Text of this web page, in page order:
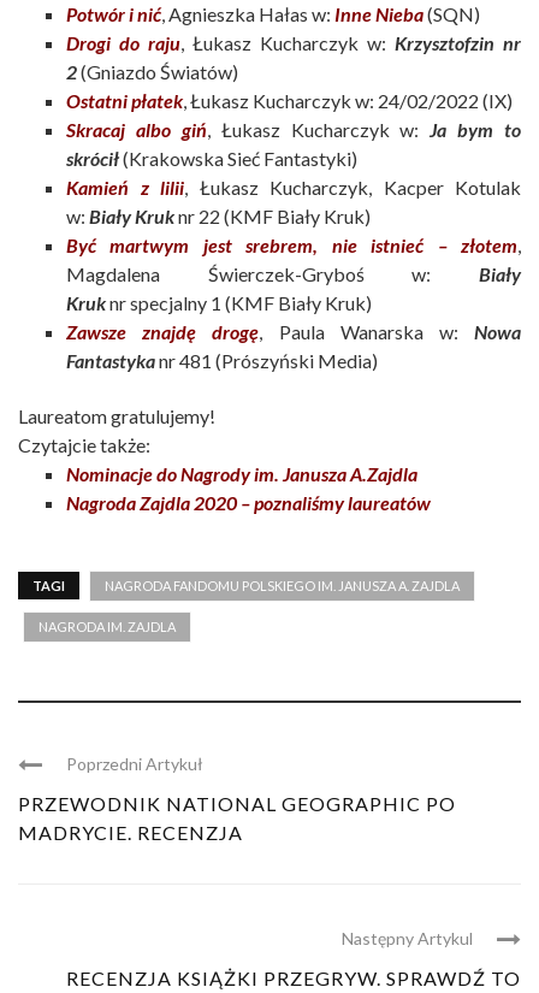
Potwór i nić, Agnieszka Hałas w: Inne Nieba(SQN)​
Drogi do raju, Łukasz Kucharczyk w: Krzysztofzin nr
2(Gniazdo Światów)​
Ostatni płatek, Łukasz Kucharczyk w: 24/02/2022 (IX)​
Skracaj albo giń, Łukasz Kucharczyk w:Ja bym to
skrócił(Krakowska Sieć Fantastyki)​
Kamień z lilii, Łukasz Kucharczyk, Kacper Kotulak
w: Biały Kruknr 22 (KMF Biały Kruk)​
Być martwym jest srebrem, nie istnieć – złotem,
Magdalena Świerczek-Gryboś w: Biały
Kruknr specjalny 1 (KMF Biały Kruk)​
Zawsze znajdę drogę, Paula Wanarska w:Nowa
Fantastykanr 481 (Prószyński Media)​
Laureatom gratulujemy!
Czytajcie także:
Nominacje do Nagrody im. Janusza A.Zajdla
Nagroda Zajdla 2020 – poznaliśmy laureatów
TAGI NAGRODA FANDOMU POLSKIEGO IM. JANUSZA A. ZAJDLA
NAGRODA IM. ZAJDLA
Poprzedni Artykuł
PRZEWODNIK NATIONAL GEOGRAPHIC PO
MADRYCIE. RECENZJA
Następny Artykul
RECENZJA KSIĄŻKI PRZEGRYW. SPRAWDŹ TO